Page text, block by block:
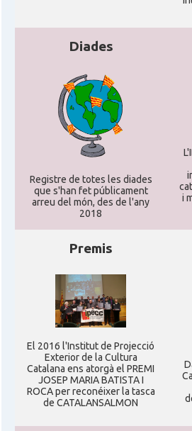
Diades
Registre de totes les diades
que s'han fet públicament
arreu del món, des de l'any
2018
i
Premis
El 2016 l'Institut de Projecció
Exterior de la Cultura
Catalana ens atorgà el PREMI
JOSEP MARIA BATISTA I
ROCA per reconéixer la tasca
de CATALANSALMON